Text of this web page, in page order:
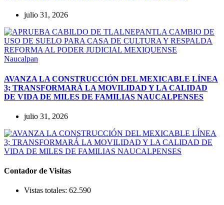
julio 31, 2026
Naucalpan
AVANZA LA CONSTRUCCIÓN DEL MEXICABLE LÍNEA
3; TRANSFORMARÁ LA MOVILIDAD Y LA CALIDAD
DE VIDA DE MILES DE FAMILIAS NAUCALPENSES
julio 31, 2026
Contador de Visitas
Vistas totales: 62.590